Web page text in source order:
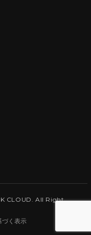
CLOUD. All Right
づく表示